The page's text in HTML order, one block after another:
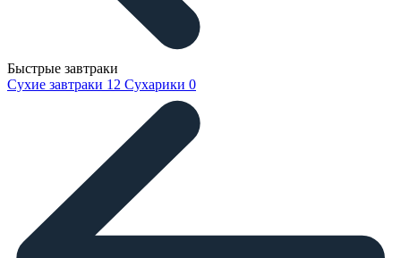
Быстрые завтраки
Сухие завтраки 12 Сухарики 0